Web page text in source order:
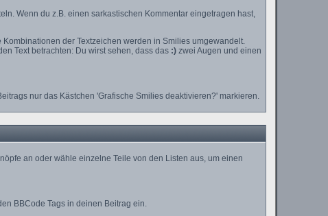
Wenn du z.B. einen sarkastischen Kommentar eingetragen hast,
der Textzeichen werden in Smilies umgewandelt.
Text betrachten: Du wirst sehen, dass das :)zwei Augen und einen
nur das Kästchen 'Grafische Smilies deaktivieren?' markieren.
an oder wähle einzelne Teile von den Listen aus, um einen
BBCode Tags in deinen Beitrag ein.